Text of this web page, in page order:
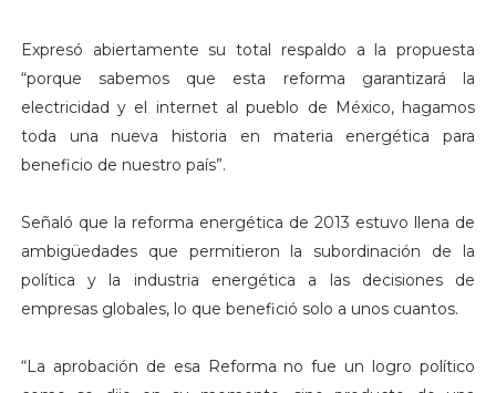
Expresó abiertamente su total respaldo a la propuesta
“porque sabemos que esta reforma garantizará la
electricidad y el internet al pueblo de México, hagamos
toda una nueva historia en materia energética para
beneficio de nuestro país”.
Señaló que la reforma energética de 2013 estuvo llena de
ambigüedades que permitieron la subordinación de la
política y la industria energética a las decisiones de
empresas globales, lo que benefició solo a unos cuantos.
“La aprobación de esa Reforma no fue un logro político